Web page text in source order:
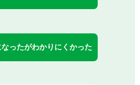
ったがわかりにくかった